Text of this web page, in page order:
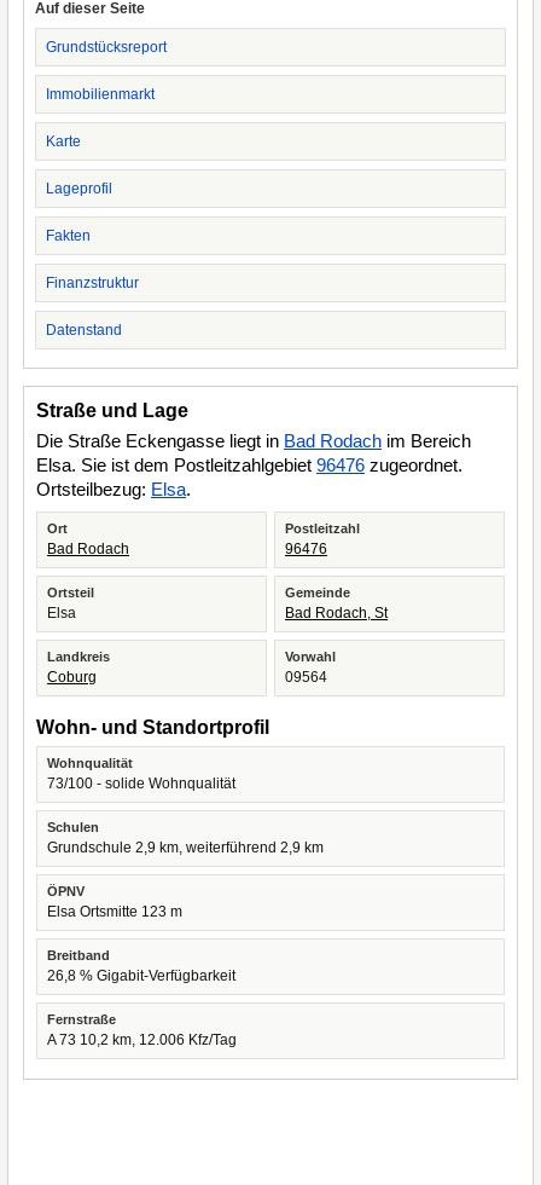
Auf dieser Seite
Grundstücksreport
Immobilienmarkt
Karte
Lageprofil
Fakten
Finanzstruktur
Datenstand
Straße und Lage
Die Straße Eckengasse liegt in Bad Rodach im Bereich
Elsa. Sie ist dem Postleitzahlgebiet 96476 zugeordnet.
Ortsteilbezug: Elsa.
Ort
Bad Rodach
Postleitzahl
96476
Ortsteil
Elsa
Gemeinde
Bad Rodach, St
Landkreis
Coburg
Vorwahl
09564
Wohn- und Standortprofil
Wohnqualität
73/100 - solide Wohnqualität
Schulen
Grundschule 2,9 km, weiterführend 2,9 km
ÖPNV
Elsa Ortsmitte 123 m
Breitband
26,8 % Gigabit-Verfügbarkeit
Fernstraße
A 73 10,2 km, 12.006 Kfz/Tag